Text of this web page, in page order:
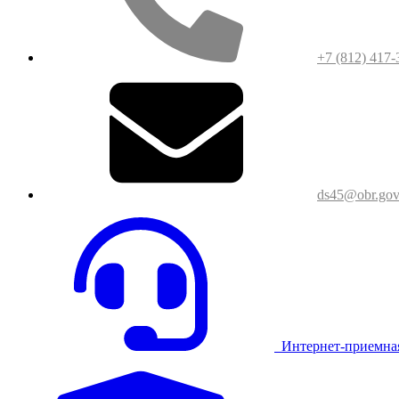
+7 (812) 417-
Интернет-